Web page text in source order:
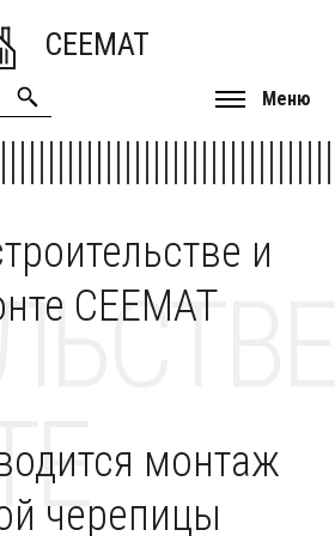
CEEMAT
Меню
и
CEEMAT
монтаж
черепицы